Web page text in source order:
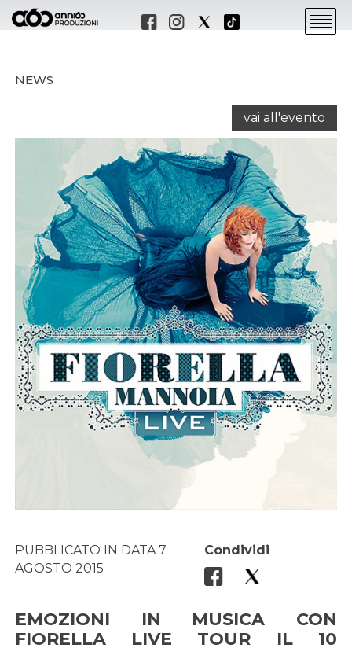
NEWS
vai all'evento
PUBBLICATO IN DATA 7
AGOSTO 2015
Condividi
EMOZIONI IN MUSICA CON
FIORELLA LIVE TOUR IL 10